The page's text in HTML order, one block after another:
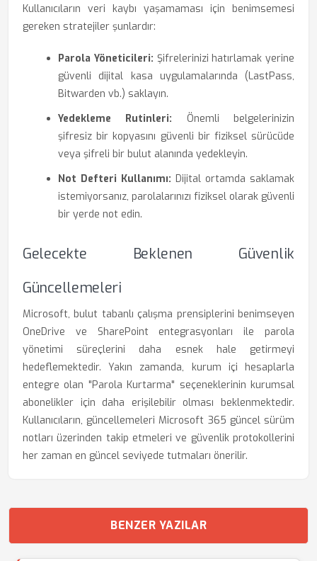
Kullanıcıların veri kaybı yaşamaması için benimsemesi
gereken stratejiler şunlardır:
Parola Yöneticileri: Şifrelerinizi hatırlamak yerine
güvenli dijital kasa uygulamalarında (LastPass,
Bitwarden vb.) saklayın.
Yedekleme Rutinleri: Önemli belgelerinizin
şifresiz bir kopyasını güvenli bir fiziksel sürücüde
veya şifreli bir bulut alanında yedekleyin.
Not Defteri Kullanımı: Dijital ortamda saklamak
istemiyorsanız, parolalarınızı fiziksel olarak güvenli
bir yerde not edin.
Gelecekte Beklenen Güvenlik
Güncellemeleri
Microsoft, bulut tabanlı çalışma prensiplerini benimseyen
OneDrive ve SharePoint entegrasyonları ile parola
yönetimi süreçlerini daha esnek hale getirmeyi
hedeflemektedir. Yakın zamanda, kurum içi hesaplarla
entegre olan "Parola Kurtarma" seçeneklerinin kurumsal
abonelikler için daha erişilebilir olması beklenmektedir.
Kullanıcıların, güncellemeleri Microsoft 365 güncel sürüm
notları üzerinden takip etmeleri ve güvenlik protokollerini
her zaman en güncel seviyede tutmaları önerilir.
BENZER YAZILAR